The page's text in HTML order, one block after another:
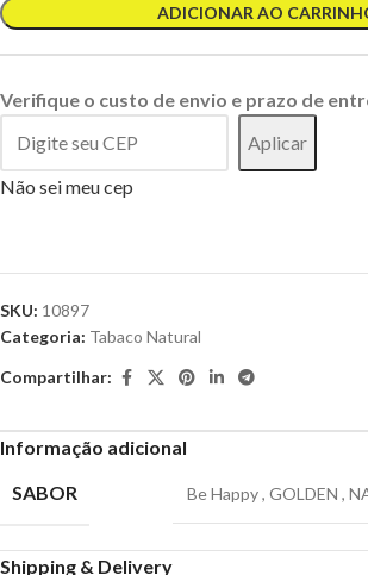
ADICIONAR AO
Verifique o custo de envio e prazo de
Aplicar
Não sei meu cep
SKU: 10897
Categoria: Tabaco Natural
Compartilhar:
Informação adicional
SABOR
Be Happy, GOLDEN ,
Shipping & Delivery